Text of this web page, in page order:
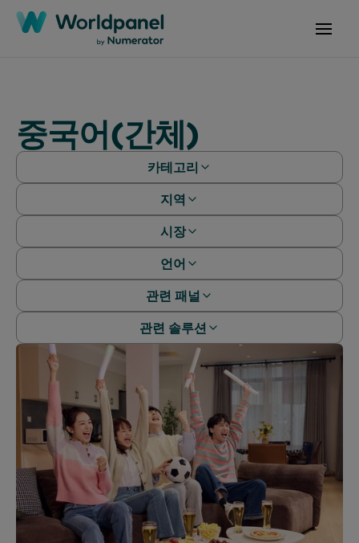
중국어(간체)
카테고리
사례 연구
보고서
지역
유럽
전 세계
중동
북미
시장
호주
방글라데시
볼리비아
중미
칠레
콜롬비아
도미니카 공화국
에콰도르
이집트
언어
영어
프랑스어
한국어
포르투갈어
스페인어
관련 패널
뷰티 패널
패션 패널
OOH 패널
휘발유 패널
구매 패널
노조원
기술 & 엔터테인먼트
사용 패널
관련 솔루션
행동 분석
마케팅 효과성
PanelVoice 설문조사
세분화